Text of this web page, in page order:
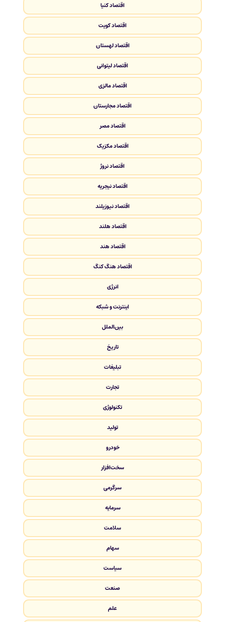
اقتصاد کنیا
اقتصاد کویت
اقتصاد لهستان
اقتصاد لیتوانی
اقتصاد مالزی
اقتصاد مجارستان
اقتصاد مصر
اقتصاد مکزیک
اقتصاد نروژ
اقتصاد نیجریه
اقتصاد نیوزیلند
اقتصاد هلند
اقتصاد هند
اقتصاد هنگ کنگ
انرژی
اینترنت و شبکه
بین‌الملل
تاریخ
تبلیغات
تجارت
تکنولوژی
تولید
خودرو
سخت‌افزار
سرگرمی
سرمایه
سلامت
سهام
سیاست
صنعت
علم